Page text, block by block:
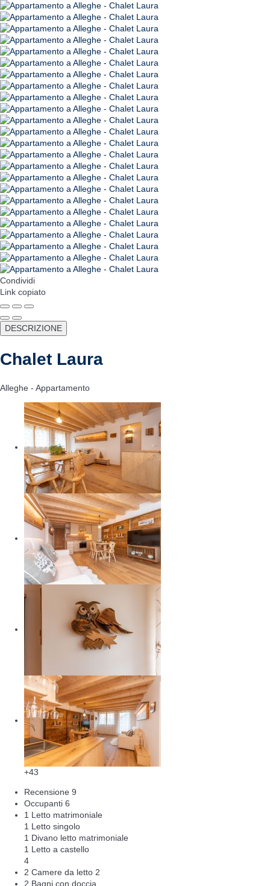
Condividi
Link copiato
DESCRIZIONE
Chalet Laura
Alleghe - Appartamento
+43
Recensione 9
Occupanti 6
1 Letto matrimoniale
1 Letto singolo
1 Divano letto matrimoniale
1 Letto a castello
4
2 Camere da letto 2
2 Bagni con doccia